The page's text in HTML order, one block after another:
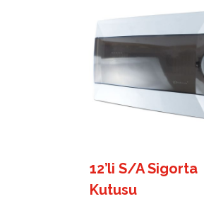
12’li S/A Sigorta
Kutusu